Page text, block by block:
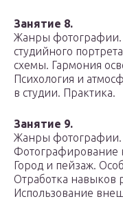
Занятие 8.
Жанры фотографии.
студийного
схемы. Гармония
Психология и
в студии. Практика.
Занятие 9.
Жанры фотографии.
Фотографирование
Город и пейзаж.
Отработка навыков
Использование